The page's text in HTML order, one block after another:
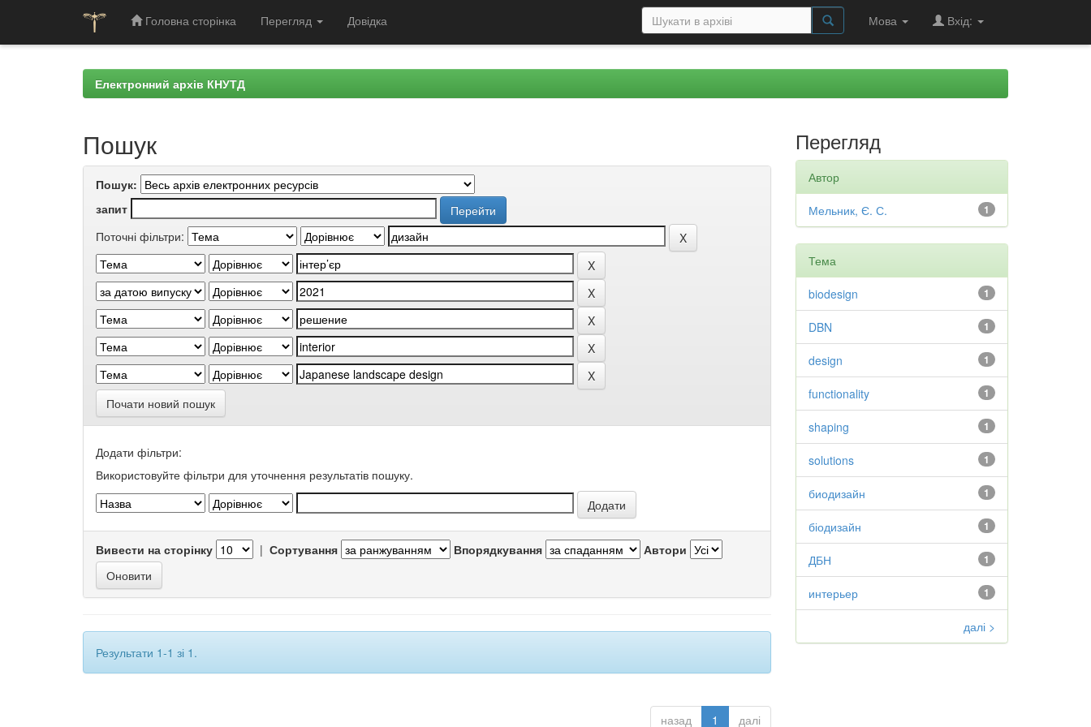
Головна сторінка Перегляд Довідка Мова Вхід:
Електронний архів КНУТД
Пошук
Пошук:
запит
Поточні фільтри:
Почати новий пошук
Додати фільтри:
Використовуйте фільтри для уточнення результатів пошуку.
Вивести на сторінку | Сортування Впорядкування Автори
Результати 1-1 зі 1.
назад 1 далі
Перегляд
Автор
1
Мельник, Є. С.
Тема
1
biodesign
1
DBN
1
design
1
functionality
1
shaping
1
solutions
1
биодизайн
1
біодизайн
1
ДБН
1
интерьер
далі >